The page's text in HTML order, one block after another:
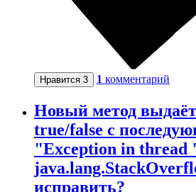
Нравится 3 1 комментарий
Новый метод
true/false с
"Exception in thread
исправить?